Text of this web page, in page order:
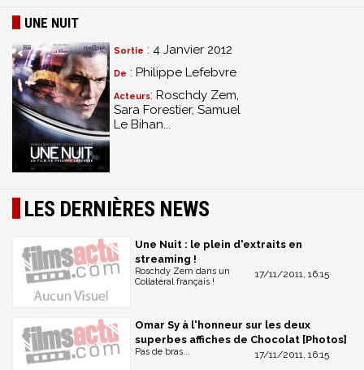
UNE NUIT
Sortie : 4 Janvier 2012
De : Philippe Lefebvre
Acteurs: Roschdy Zem,
Sara Forestier, Samuel
Le Bihan...
LES DERNIÈRES NEWS
Une Nuit : le plein d'extraits en
streaming !
17/11/2011, 16:15
Roschdy Zem dans un
Collateral français !
Omar Sy à l'honneur sur les deux
superbes affiches de Chocolat [Photos]
17/11/2011, 16:15
Pas de bras...